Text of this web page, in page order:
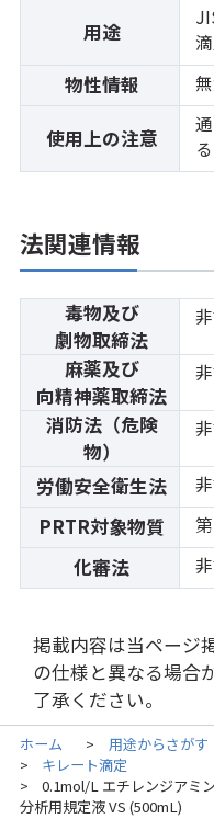
用途
物性情報
使用上の注意
る
法関連情報
毒物及び
劇物取締法
麻薬及び
向精神薬取締法
消防法（危険
物）
労働安全衛生法
PRTR対象物質
化審法
掲載内容は当ページ
の仕様と異なる場合
了承ください。
ホーム > 用途からさがす
> キレート滴定
>
0.1mol/L エチレンジアミ
分析用規定液 VS (500mL)